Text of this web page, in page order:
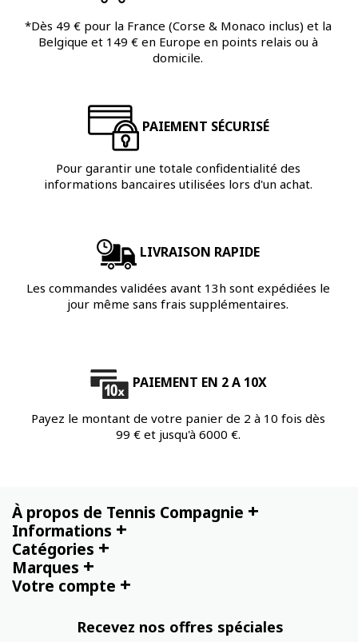
*Dès 49 € pour la France (Corse & Monaco inclus) et la
Belgique et 149 € en Europe en points relais ou à
domicile.
PAIEMENT SÉCURISÉ
Pour garantir une totale confidentialité des
informations bancaires utilisées lors d'un achat.
LIVRAISON RAPIDE
Les commandes validées avant 13h sont expédiées le
jour même sans frais supplémentaires.
PAIEMENT EN 2 A 10X
Payez le montant de votre panier de 2 à 10 fois dès
99 € et jusqu'à 6000 €.
À propos de Tennis Compagnie +
Informations +
Catégories +
Marques +
Votre compte +
Recevez nos offres spéciales